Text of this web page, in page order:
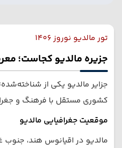
تور مالدیو نوروز 1406
جزیره مالدیو کجاست؛
جزایر مالدیو یکی از
کشوری مستقل با فرهنگ و
موقعیت جغرافیایی مالدیو